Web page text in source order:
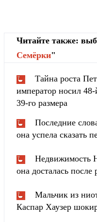
Читайте также:
Cемёрки"
Тайна роста
император носил
39-го размера
Последние
она успела сказать
Недвижимость
она досталась
Мальчик из
Каспар Хаузер